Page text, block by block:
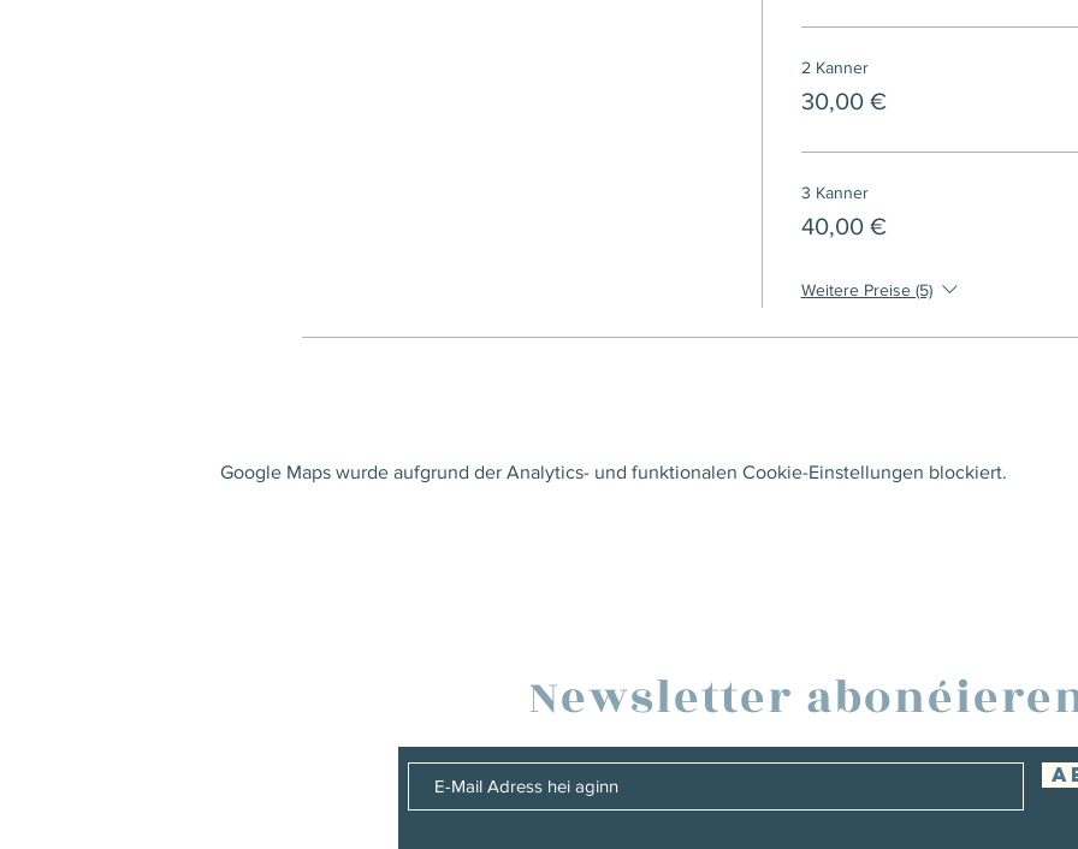
2 Kanner
30,00 €
3 Kanner
40,00 €
Weitere Preise (5)
Google Maps wurde aufgrund der Analytics- und funktionalen Cookie-Einstellungen blockiert.
Newsletter